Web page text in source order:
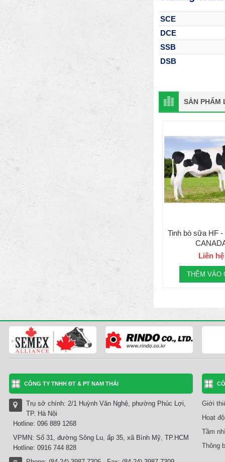
SCE
DCE
SSB
DSB
SẢN PHẨM
Tinh bò sữa HF
Liên hệ
THÊM VÀO
CÔNG TY TNHH ĐT & PT NAM THÁI
Trụ sở chính: 2/1 Huỳnh Văn Nghệ, phường Phúc Lợi,
TP. Hà Nội
Hotline: 096 889 1268
VPMN: Số 31, đường Sông Lu, ấp 35, xã Bình Mỹ, TP.HCM
Hotline: 0916 744 828
Giới
Hoạt
Tầm
Thông